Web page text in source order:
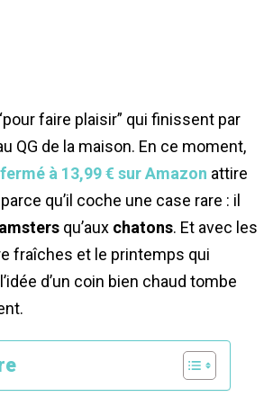
faire plaisir” qui finissent par
QG de la maison. En ce moment,
à 13,99 € sur Amazon attire
qu’il coche une case rare : il
qu’aux chatons. Et avec les
fraîches et le printemps qui
d’un coin bien chaud tombe